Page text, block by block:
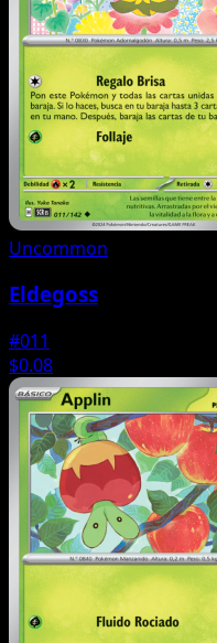
Uncommon
Eldegoss
#011
$0.08